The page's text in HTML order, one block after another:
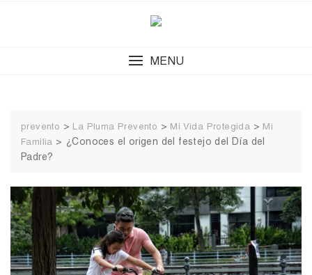
MENU
prevento > La Pluma Prevento > Mi Vida Protegida > Mi
Familia > ¿Conoces el origen del festejo del Día del
Padre?